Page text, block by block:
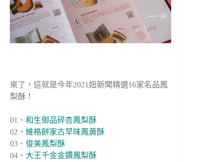
來了，這就是今年2021妞新聞精選16家名品鳳
梨酥！
01、 和生御品碎杏鳳梨酥
02、 維格餅家古早味鳳黃酥
03、 俊美鳳梨酥
04、 大王千金金鑽鳳梨酥